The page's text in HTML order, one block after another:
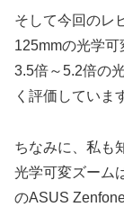
そして今回のレ
125mmの光学可
3.5倍～5.2倍の
く評価していま
ちなみに、私も
光学可変ズーム
のASUS